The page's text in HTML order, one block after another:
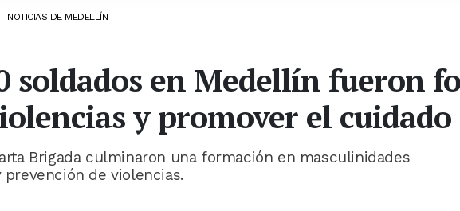
NOTICIAS DE MEDELLÍN
soldados en Medellín fueron
y promover el cuidado
Brigada culminaron una formación en masculinidades
de violencias.